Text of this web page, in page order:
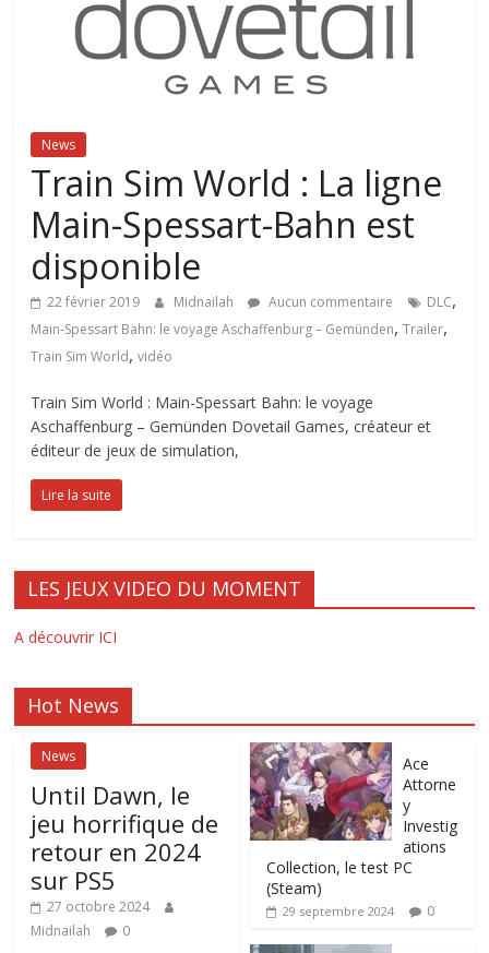
News
Train Sim World : La ligne
Main-Spessart-Bahn est
disponible
22 février 2019 Midnailah Aucun commentaire DLC,
Main-Spessart Bahn: le voyage Aschaffenburg – Gemünden,Trailer,
Train Sim World,vidéo
Train Sim World : Main-Spessart Bahn: le voyage
Aschaffenburg – Gemünden Dovetail Games, créateur et
éditeur de jeux de simulation,
Lire la suite
LES JEUX VIDEO DU MOMENT
A découvrir ICI
Hot News
News
Until Dawn, le
jeu horrifique de
retour en 2024
sur PS5
27 octobre 2024
Midnailah
0
Ace
Attorne
y
Investig
ations
Collection, le test PC
(Steam)
29 septembre 2024 0